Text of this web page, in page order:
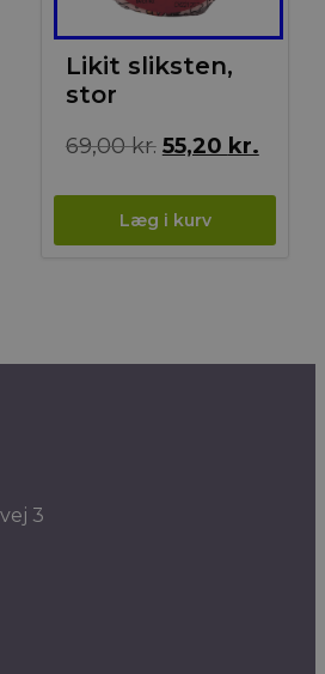
Likit sliksten,
stor
69,00kr. Den
pris
var:
69,00 kr..
55,20 kr.Den
pris
55,20
3